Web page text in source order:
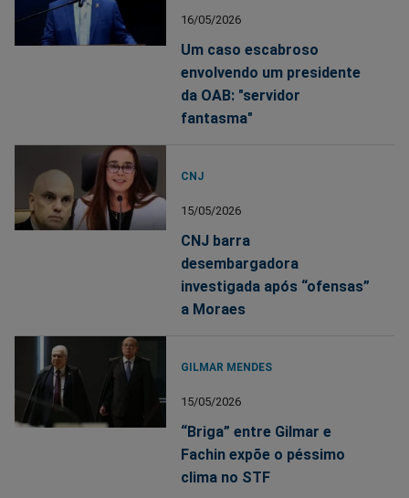
16/05/2026
Um caso escabroso
envolvendo um presidente
da OAB: "servidor
fantasma"
CNJ
15/05/2026
CNJ barra
desembargadora
investigada após “ofensas”
a Moraes
GILMAR MENDES
15/05/2026
“Briga” entre Gilmar e
Fachin expõe o péssimo
clima no STF